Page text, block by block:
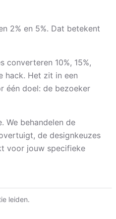
2% en 5%. Dat betekent
10%, 15%,
hack. Het zit in een
één doel: de bezoeker
We behandelen de
de designkeuzes
voor jouw specifieke
leiden.